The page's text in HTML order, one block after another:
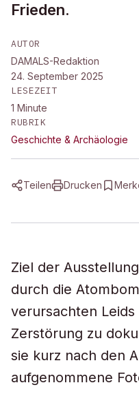
Frieden.
AUTOR
DAMALS-Redaktion
24. September 2025
LESEZEIT
1 Minute
RUBRIK
Geschichte & Archäologie
Teilen Drucken
Ziel der
durch die
verursachten
Zerstörung zu
sie kurz nach den
aufgenommene